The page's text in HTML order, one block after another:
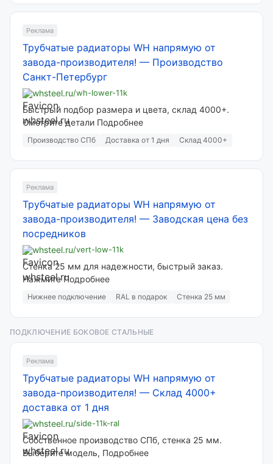
Реклама
Трубчатые радиаторы WH напрямую от
завода-производителя! — Производство
Санкт-Петербург
whsteel.ru/wh-lower-11k
Быстрый подбор размера и цвета, склад 4000+.
Смотрите детали Подробнее
Производство СПб Доставка от 1 дня Склад 4000+
Реклама
Трубчатые радиаторы WH напрямую от
завода-производителя! — Заводская цена без
посредников
whsteel.ru/vert-low-11k
Стенка 25 мм для надежности, быстрый заказ.
Нажмите Подробнее
Нижнее подключение RAL в подарок Стенка 25 мм
ПОДКЛЮЧЕНИЕ БОКОВОЕ СТАЛЬНЫЕ
Реклама
Трубчатые радиаторы WH напрямую от
завода-производителя! — Склад 4000+
доставка от 1 дня
whsteel.ru/side-11k-ral
Собственное производство СПб, стенка 25 мм.
Выберите модель, Подробнее